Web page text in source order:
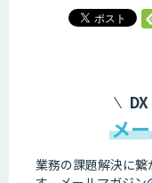
メ
業務の課題解決に繋